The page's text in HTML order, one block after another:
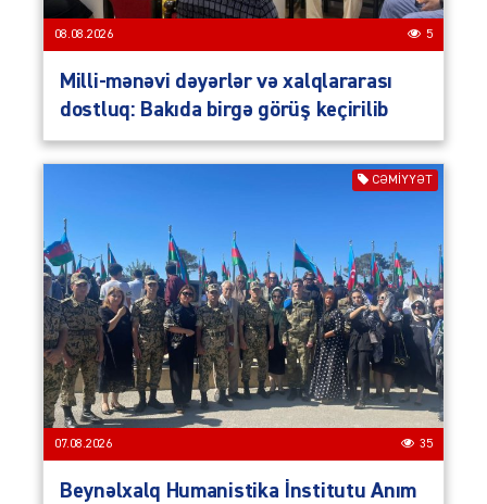
08.08.2026 5
Milli-mənəvi dəyərlər və xalqlararası
dostluq: Bakıda birgə görüş keçirilib
CƏMIYYƏT
07.08.2026 35
Beynəlxalq Humanistika İnstitutu Anım